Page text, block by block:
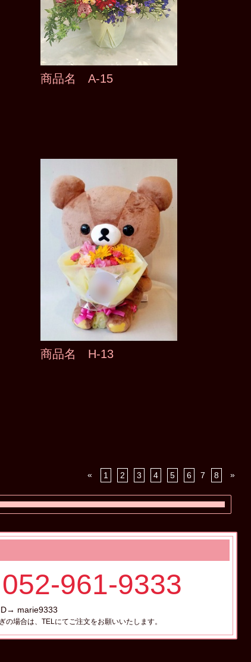
商品名 A-15
商品名 H-13
« 1 2 3 4 5 6 7 8 »
052-961-9333
marie9333
の場合は、TELにてご注文をお願いいたします。